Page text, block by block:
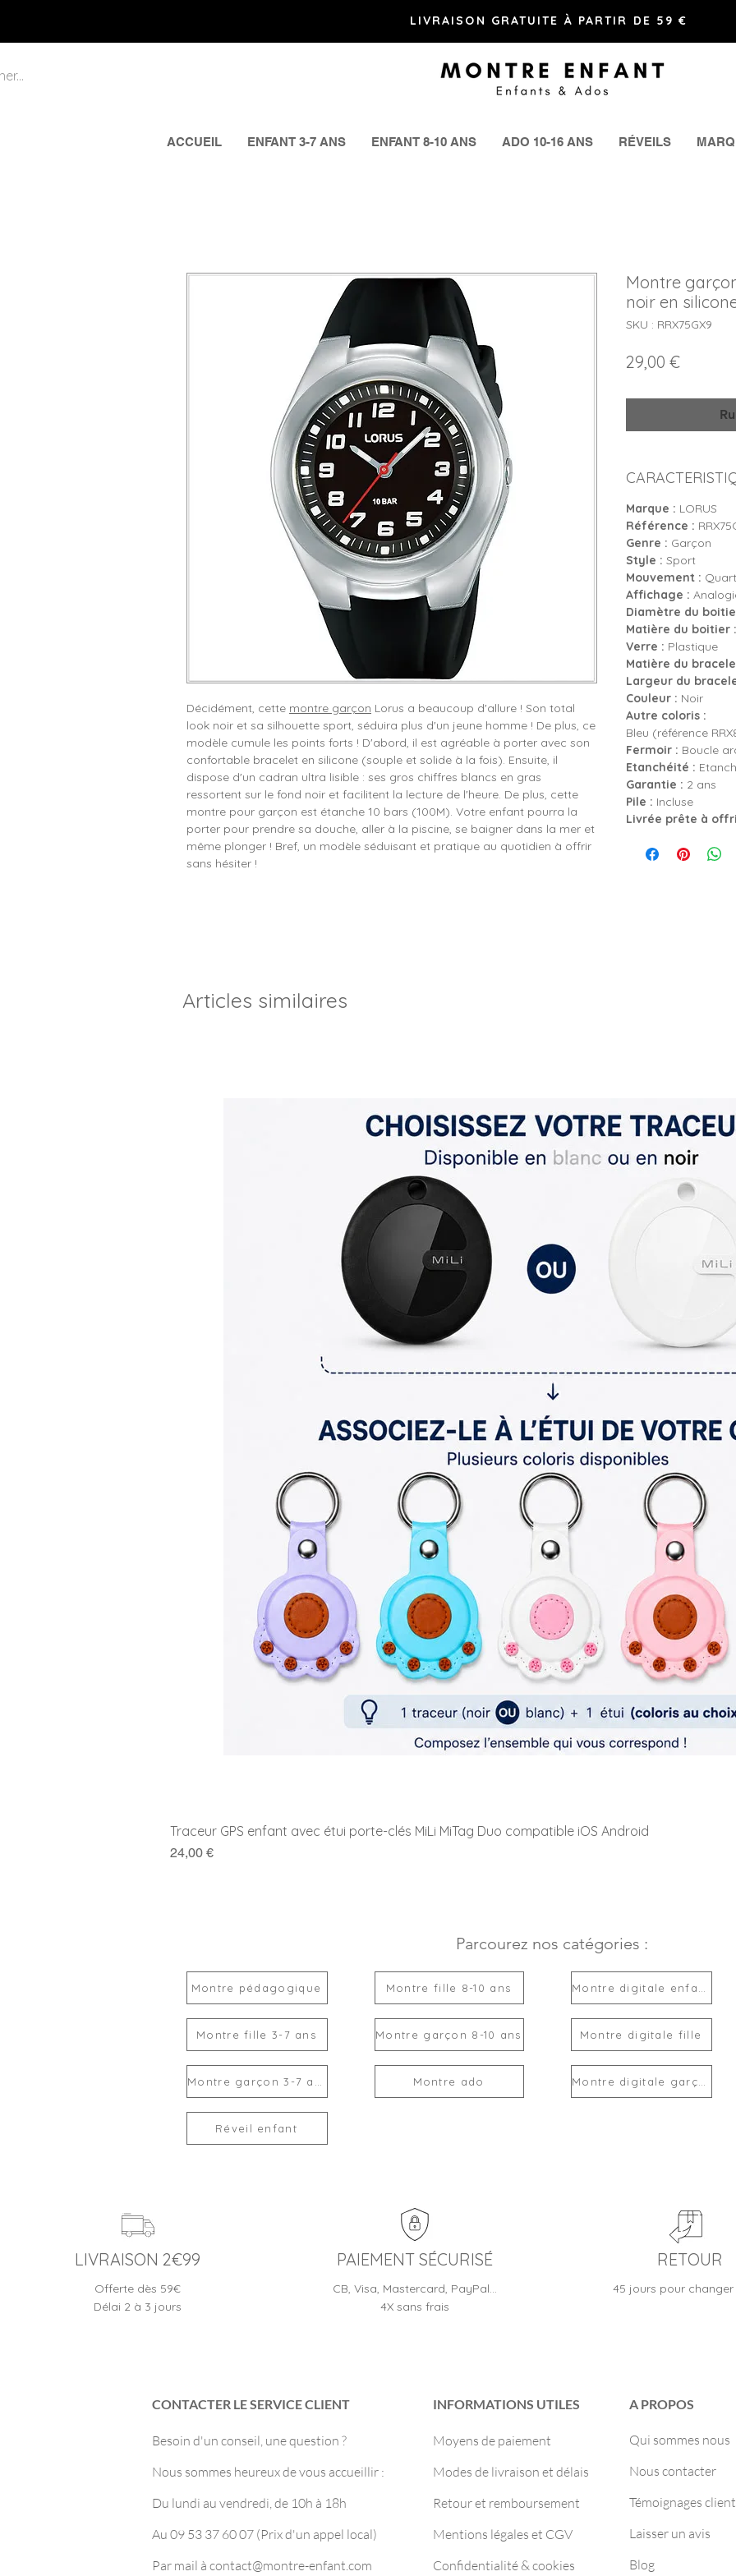
LIVRAISON GRATUITE À PARTIR DE 59 €
ACCUEIL ENFANT 3-7 ANS ENFANT 8-10 ANS ADO 10-16 ANS RÉVEILS
Décidément, cette montre garçon Lorus a beaucoup d'allure ! Son total
look noir et sa silhouette sport, séduira plus d'un jeune homme ! De plus, ce
modèle cumule les points forts ! D'abord, il est agréable à porter avec son
confortable bracelet en silicone (souple et solide à la fois). Ensuite, il
dispose d'un cadran ultra lisible : ses gros chiffres blancs en gras
ressortent sur le fond noir et facilitent la lecture de l'heure. De plus, cette
montre pour garçon est étanche 10 bars (100M). Votre enfant pourra la
porter pour prendre sa douche, aller à la piscine, se baigner dans la mer et
même plonger ! Bref, un modèle séduisant et pratique au quotidien à offrir
sans hésiter !
Montre
noir en
SKU : RRX75GX9
29,00 €Prix
Marque : LORUS
Référence :
Genre : Garçon
Style : Sport
Mouvement :
Affichage :
Diamètre du
Matière du boitier :
Verre : Plastique
Matière du
Largeur du
Couleur : Noir
Autre coloris :
Bleu (référence
Fermoir : Boucle
Etanchéité :
Garantie : 2 ans
Pile : Incluse
Livrée prête à
Articles similaires
Traceur GPS enfant avec étui porte-clés MiLi MiTag Duo compatible iOS Android
Prix
24,00 €
Parcourez nos catégories :
Montre pédagogique
Montre fille 3-7 ans
Montre fille 8-10 ans
Montre garçon 8-10 ans
Montre ado
Montre digitale fille
Réveil enfant
LIVRAISON 2€99
Offerte dès 59€
Délai 2 à 3 jours
PAIEMENT SÉCURISÉ
CB, Visa, Mastercard, PayPal…
4X sans frais
RETOUR
45 jours pour changer
CONTACTER LE SERVICE CLIENT
Besoin d'un conseil, une question ?
Nous sommes heureux de vous accueillir :
Du lundi au vendredi, de 10h à 18h
Au 09 53 37 60 07 (Prix d'un appel local)
Par mail à contact@montre-enfant.com
INFORMATIONS UTILES
Moyens de paiement
Modes de livraison et délais
Retour et remboursement
Mentions légales et CGV
Confidentialité & cookies
A PROPOS
Qui sommes nous
Nous contacter
Témoignages
Laisser un avis
Blog